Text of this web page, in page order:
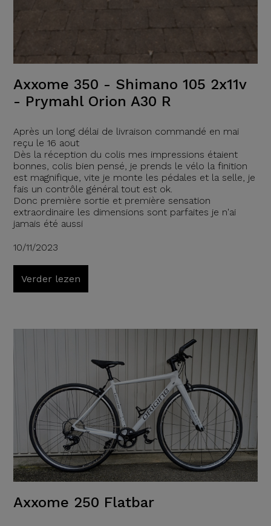
Axxome 350 - Shimano 105 2x11v
- Prymahl Orion A30 R
Après un long délai de livraison commandé en mai
reçu le 16 aout
Dès la réception du colis mes impressions étaient
bonnes, colis bien pensé, je prends le vélo la finition
est magnifique, vite je monte les pédales et la selle, je
fais un contrôle général tout est ok.
Donc première sortie et première sensation
extraordinaire les dimensions sont parfaites je n'ai
jamais été aussi
10/11/2023
Verder lezen
Axxome 250 Flatbar